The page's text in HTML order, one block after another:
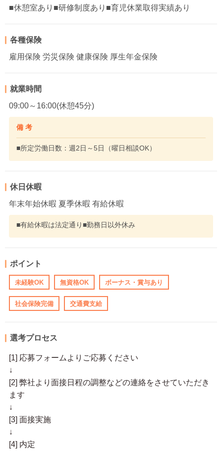
■休憩室あり■研修制度あり■育児休業取得実績あり
各種保険
雇用保険 労災保険 健康保険 厚生年金保険
就業時間
09:00～16:00(休憩45分)
備 考
■所定労働日数：週2日～5日（曜日相談OK）
休日休暇
年末年始休暇 夏季休暇 有給休暇
■有給休暇は法定通り■勤務日以外休み
ポイント
未経験OK 無資格OK ボーナス・賞与あり
社会保険完備 交通費支給
選考プロセス
[1] 応募フォームよりご応募ください
↓
[2] 弊社より面接日程の調整などの連絡をさせていただき
ます
↓
[3] 面接実施
↓
[4] 内定